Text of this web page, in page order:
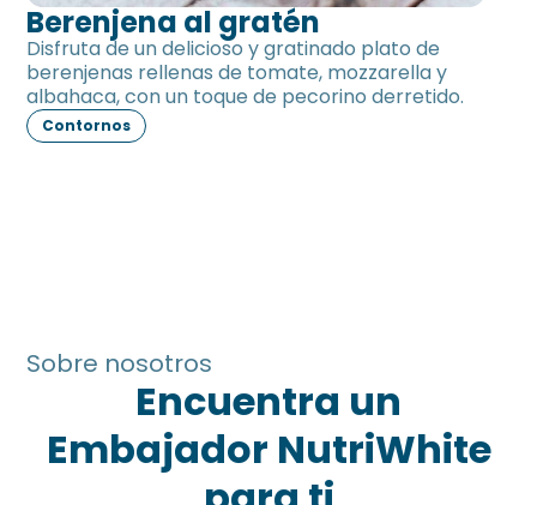
Berenjena al gratén
Disfruta de un delicioso y gratinado plato de
berenjenas rellenas de tomate, mozzarella y
albahaca, con un toque de pecorino derretido.
Contornos
Sobre nosotros
Encuentra un
Embajador NutriWhite